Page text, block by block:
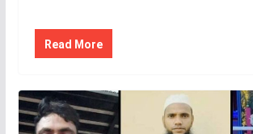
Read More